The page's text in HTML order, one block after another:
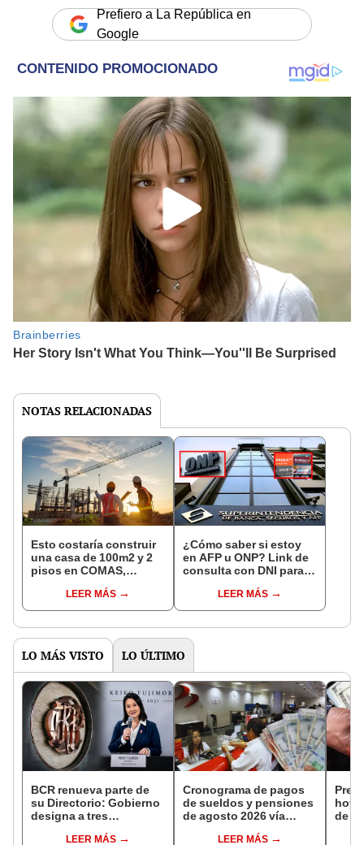
Prefiero a La República en
Google
NOTAS RELACIONADAS
Esto costaría construir
una casa de 100m2 y 2
pisos en COMAS,
distritos de LIMA
NORTE
LEER MÁS
¿Cómo saber si estoy
en AFP u ONP? Link de
consulta con DNI para
pensiones estás
LEER MÁS
LO MÁS VISTO LO ÚLTIMO
BCR renueva parte de
su Directorio: Gobierno
designa a tres
EjecutivoLEER MÁS
Cronograma de pagos
de sueldos y pensiones
de agosto 2026 vía
conoce las fechas de
LEER MÁS
hoy,
de